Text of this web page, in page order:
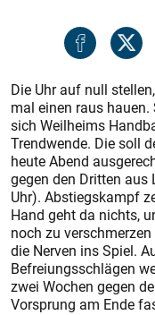
Die Uhr auf null
mal einen raus
sich Weilheims
Trendwende. Die soll
heute Abend
gegen den Dritten
Uhr). Abstiegskampf
Hand geht da nichts,
noch zu
die Nerven ins Spiel.
Befreiungsschlägen
zwei Wochen gegen
Vorsprung am Ende